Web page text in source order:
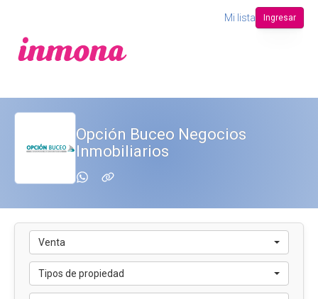
Mi lista Ingresar
Opción Buceo Negocios
Inmobiliarios
Venta
Tipos de propiedad